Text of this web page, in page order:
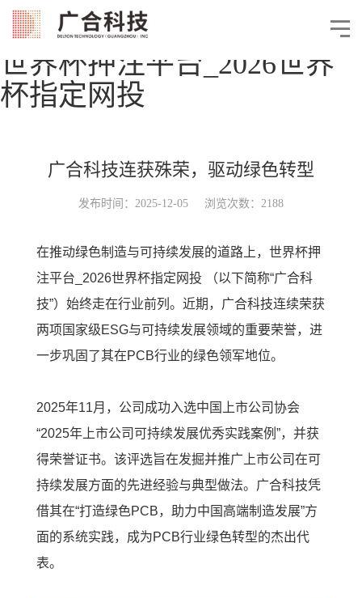
世界杯押注平台_2026世界
杯指定网投
广合科技连获殊荣，驱动绿色转型
发布时间：2025-12-05 浏览次数：2188
在推动绿色制造与可持续发展的道路上，世界杯押
注平台_2026世界杯指定网投 （以下简称“广合科
技”）始终走在行业前列。近期，广合科技连续荣获
两项国家级ESG与可持续发展领域的重要荣誉，进
一步巩固了其在PCB行业的绿色领军地位。
2025年11月，公司成功入选中国上市公司协会
“2025年上市公司可持续发展优秀实践案例”，并获
得荣誉证书。该评选旨在发掘并推广上市公司在可
持续发展方面的先进经验与典型做法。广合科技凭
借其在“打造绿色PCB，助力中国高端制造发展”方
面的系统实践，成为PCB行业绿色转型的杰出代
表。